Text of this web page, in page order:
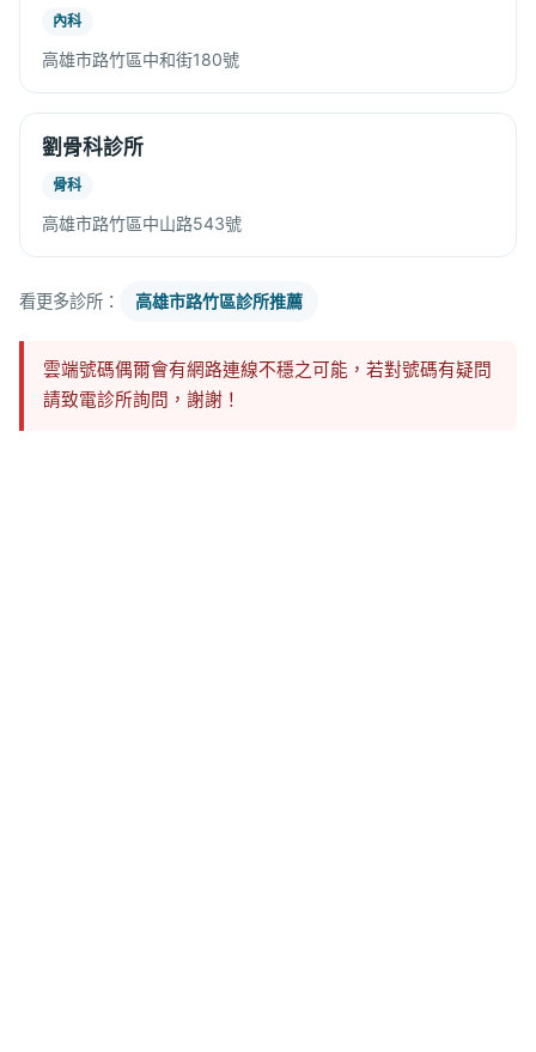
內科
高雄市路竹區中和街180號
劉骨科診所
骨科
高雄市路竹區中山路543號
看更多診所： 高雄市路竹區診所推薦
雲端號碼偶爾會有網路連線不穩之可能，若對號碼有疑問
請致電診所詢問，謝謝！